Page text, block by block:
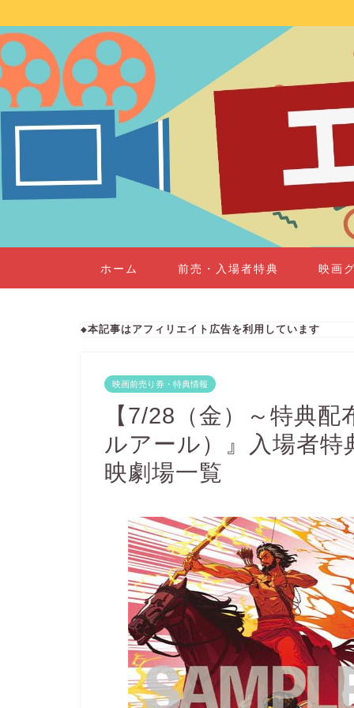
ホーム 前売・入場者特典 映画
◆本記事はアフィリエイト広告を利用しています
映画前売り券・特典情報
【7/28（金）～特典
ルアール）』入場者
映劇場一覧